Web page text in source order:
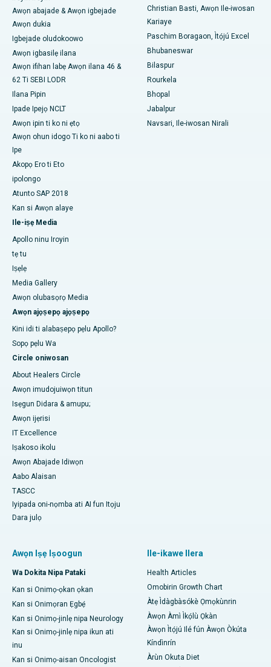
Ile-iwosan ti o dara julọ ni Ramji Nagar, Nellore
Ile-iwosan ti o dara julọ ni Apa-19, Rourkela
Ile-iwosan ti o dara julọ ni Swargate, Pune
Ile-iwosan akàn ti awọn obinrin ti o dara julọ ni Guusu Delhi
Awọn abajade & Awọn igbejade
Awọn dukia
Igbejade oludokoowo
Awọn igbasilẹ ilana
Awọn ifihan labẹ Awọn ilana 46 &
62 Ti SEBI LODR
Ilana Pipin
Ipade Ipejọ NCLT
Awọn ipin ti ko ni ẹtọ
Awọn ohun idogo Ti ko ni aabo ti
Ipe
Akopọ Ero ti Eto
ipolongo
Atunto SAP 2018
Kan si Awọn alaye
Ile-iṣẹ Media
Apollo ninu Iroyin
tẹ tu
Iṣẹlẹ
Media Gallery
Awọn olubasọrọ Media
Awọn ajọṣepọ ajọṣepọ
Kini idi ti alabaṣepọ pẹlu Apollo?
Sopọ pẹlu Wa
Circle oniwosan
About Healers Circle
Awọn imudojuiwọn titun
Isẹgun Didara & amupu;
Awọn ijẹrisi
IT Excellence
Iṣakoso ikolu
Awọn Abajade Idiwọn
Aabo Alaisan
TASCC
Iyipada oni-nọmba ati AI fun Itọju
Dara julọ
Christian Basti, Awọn Ile-iwosan
Kariaye
Paschim Boragaon, Ìtọ́jú Excel
Bhubaneswar
Bilaspur
Rourkela
Bhopal
Jabalpur
Navsari, Ile-iwosan Nirali
Awọn Iṣẹ Iṣoogun
Wa Dokita Nipa Pataki
Kan si Onimọ-ọkan ọkan
Kan si Onimọran Ẹgbẹ́
Kan si Onimọ-jinlẹ nipa Neurology
Kan si Onimọ-jinlẹ nipa ikun ati
inu
Kan si Onimọ-aisan Oncologist
Ile-ikawe Ilera
Health Articles
Omobirin Growth Chart
Àtẹ Ìdàgbàsókè Ọmọkùnrin
Àwọn Àmì Ìkọ́lù Ọkàn
Àwọn Ìtọ́jú Ilé fún Àwọn Òkúta
Kíndìnrín
Àrùn Okuta Diet